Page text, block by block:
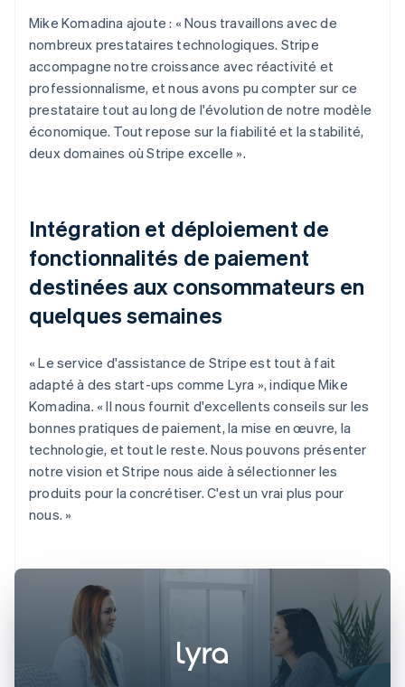
Mike Komadina ajoute : « Nous travaillons avec de
nombreux prestataires technologiques. Stripe
accompagne notre croissance avec réactivité et
professionnalisme, et nous avons pu compter sur ce
prestataire tout au long de l'évolution de notre modèle
économique. Tout repose sur la fiabilité et la stabilité,
deux domaines où Stripe excelle ».
Intégration et déploiement de
fonctionnalités de paiement
destinées aux consommateurs en
quelques semaines
« Le service d'assistance de Stripe est tout à fait
adapté à des start-ups comme Lyra », indique Mike
Komadina. « Il nous fournit d'excellents conseils sur les
bonnes pratiques de paiement, la mise en œuvre, la
technologie, et tout le reste. Nous pouvons présenter
notre vision et Stripe nous aide à sélectionner les
produits pour la concrétiser. C'est un vrai plus pour
nous. »